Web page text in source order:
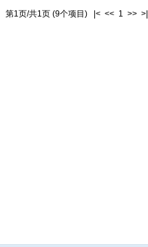
第1页/共1页 (9个项目) |< << 1 >> >|